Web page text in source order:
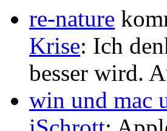
re-nature
Krise: Ich
besser wird.
win und mac